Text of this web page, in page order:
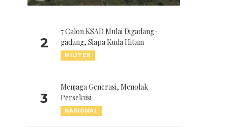
2
7 Calon KSAD Mulai Digadang-
gadang, Siapa Kuda Hitam
MILITER
3
Menjaga Generasi, Menolak
Persekusi
NASIONAL